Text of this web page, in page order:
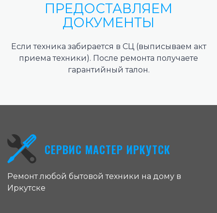
ПРЕДОСТАВЛЯЕМ
ДОКУМЕНТЫ
Если техника забирается в СЦ (выписываем акт
приема техники). После ремонта получаете
гарантийный талон.
СЕРВИС МАСТЕР ИРКУТСК
Ремонт любой бытовой техники на дому в
Иркутске